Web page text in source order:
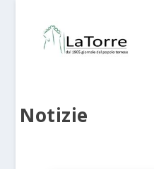
Notizie